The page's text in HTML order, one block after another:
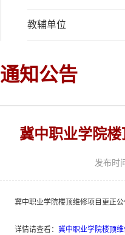
教辅单位
通知公告
冀中职业学院
发布时
冀中职业学院楼顶维修项目更正
详情请查看： 冀中职业学院楼顶